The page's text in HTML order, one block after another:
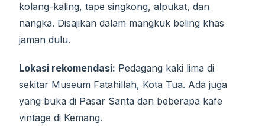
kolang-kaling, tape singkong, alpukat, dan
nangka. Disajikan dalam mangkuk beling khas
jaman dulu.
Lokasi rekomendasi: Pedagang kaki lima di
sekitar Museum Fatahillah, Kota Tua. Ada juga
yang buka di Pasar Santa dan beberapa kafe
vintage di Kemang.